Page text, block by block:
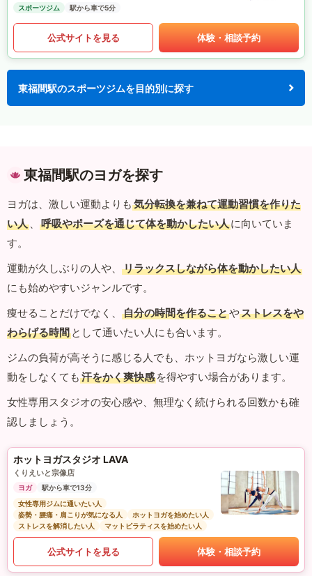
スポーツジム 駅から車で5分
公式サイトを見る 体験・相談予約
東福間駅のスポーツジムを目的別に探す
東福間駅のヨガを探す
ヨガは、激しい運動よりも 気分転換を兼ねて運動習慣を作りた
い人 、 呼吸やポーズを通じて体を動かしたい人に向いていま
す。
運動が久しぶりの人や、
リラックスしながら体を動かしたい人
にも始めやすいジャンルです。
痩せることだけでなく、
自分の時間を作ることやストレスをや
わらげる時間 として通いたい人にも合います。
ジムの負荷が高そうに感じる人でも、ホットヨガなら激しい運
動をしなくても 汗をかく爽快感 を得やすい場合があります。
女性専用スタジオの安心感や、無理なく続けられる回数かも確
認しましょう。
ホットヨガスタジオ LAVA
くりえいと宗像店
ヨガ
駅から車で13分
女性専用ジムに通いたい人
姿勢・腰痛・肩こりが気になる人
ホットヨガを始めたい人
ストレスを解消したい人
マットピラティスを始めたい人
公式サイトを見る 体験・相談予約